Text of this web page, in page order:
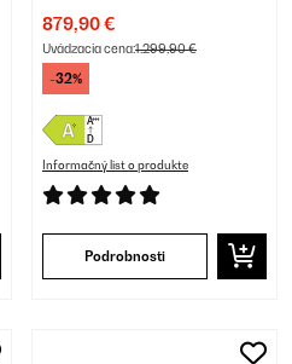
Doska s Odsávaním
Čierna
879,90 €
Uvádzacia cena:1.299,90 €
-32%
Informačný list o produkte
Podrobnosti